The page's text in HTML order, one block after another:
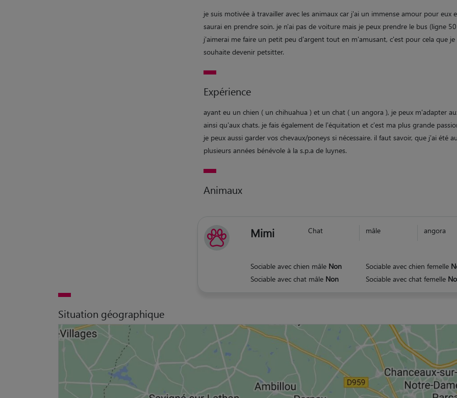
je suis motivée à travailler avec les animaux car j'ai un immense amour pour eux
saurai en prendre soin. je n'ai pas de voiture mais je peux prendre le bus (ligne
j'aimerai me faire un petit peu d'argent tout en m'amusant, c'est pour cela que je
souhaite devenir petsitter.
Expérience
ayant eu un chien ( un chihuahua ) et un chat ( un angora ), je peux m'adapter
ainsi qu'aux chats. je fais également de l'équitation et c'est ma plus grande
je peux aussi garder vos chevaux/poneys si nécessaire. il faut savoir, que j'ai été
plusieurs années bénévole à la s.p.a de luynes.
Animaux
Mimi Chat mâle angora
Sociable avec chien mâle Non Sociable avec chien femelle
Sociable avec chat mâle Non Sociable avec chat femelle
Situation géographique